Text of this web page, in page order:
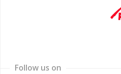
Follow us on